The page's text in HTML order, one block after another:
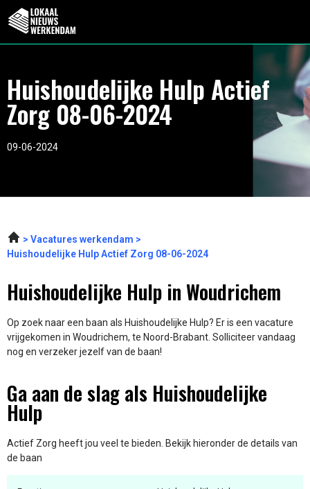
Huishoudelijke Hulp Actief
Zorg 08-06-2024
09-06-2024
Vacatures werkendam
Huishoudelijke Hulp Actief Zorg 08-06-2024
Huishoudelijke Hulp in Woudrichem
Op zoek naar een baan als Huishoudelijke Hulp? Er is een vacature
vrijgekomen in Woudrichem, te Noord-Brabant. Solliciteer vandaag
nog en verzeker jezelf van de baan!
Ga aan de slag als Huishoudelijke
Hulp
Actief Zorg heeft jou veel te bieden. Bekijk hieronder de details van
de baan